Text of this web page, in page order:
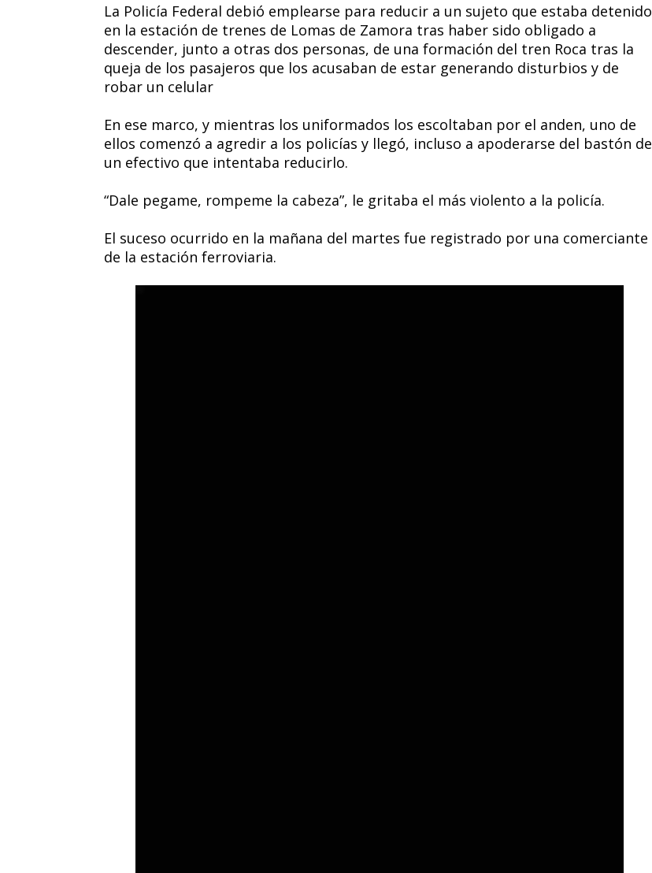
La Policía Federal debió emplearse para reducir a un sujeto que estaba detenido
en la estación de trenes de Lomas de Zamora tras haber sido obligado a
descender, junto a otras dos personas, de una formación del tren Roca tras la
queja de los pasajeros que los acusaban de estar generando disturbios y de
robar un celular
En ese marco, y mientras los uniformados los escoltaban por el anden, uno de
ellos comenzó a agredir a los policías y llegó, incluso a apoderarse del bastón de
un efectivo que intentaba reducirlo.
“Dale pegame, rompeme la cabeza”, le gritaba el más violento a la policía.
El suceso ocurrido en la mañana del martes fue registrado por una comerciante
de la estación ferroviaria.